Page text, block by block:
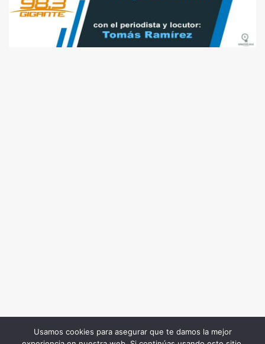
Usamos cookies para asegurar que te damos la mejor